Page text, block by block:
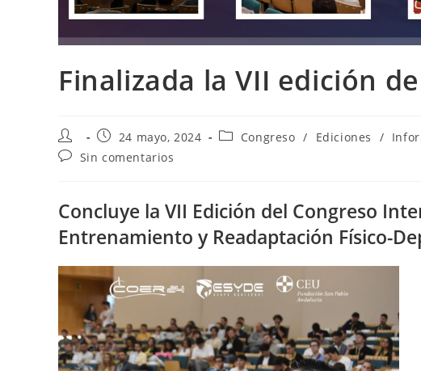
Finalizada la VII edición
24 mayo, 2024 Congreso / Ediciones /
Sin comentarios
Concluye la VII Edición del Congreso
Entrenamiento y Readaptación Físico-